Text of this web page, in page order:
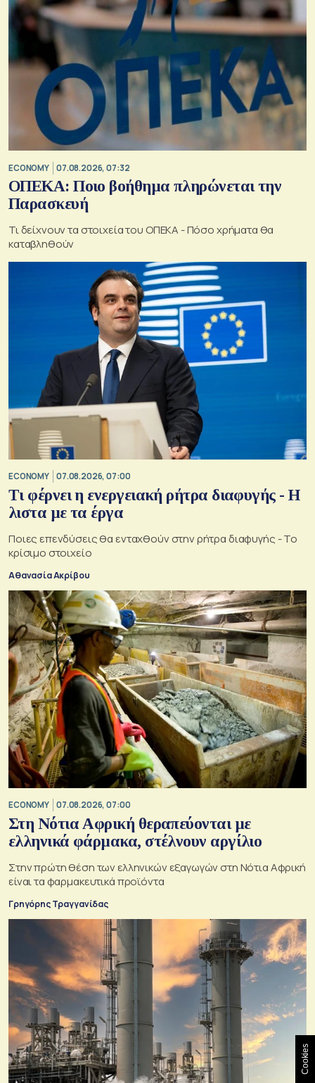
ECONOMY 07.08.2026, 07:32
ΟΠΕΚΑ: Ποιο βοήθημα πληρώνεται την
Παρασκευή
Τι δείχνουν τα στοιχεία του ΟΠΕΚΑ - Πόσο χρήματα θα
καταβληθούν
ECONOMY 07.08.2026, 07:00
Τι φέρνει η ενεργειακή ρήτρα διαφυγής - Η
λιστα με τα έργα
Ποιες επενδύσεις θα ενταχθούν στην ρήτρα διαφυγής - Το
κρίσιμο στοιχείο
Αθανασία Ακρίβου
ECONOMY 07.08.2026, 07:00
Στη Νότια Αφρική θεραπεύονται με
ελληνικά φάρμακα, στέλνουν αργίλιο
Στην πρώτη θέση των ελληνικών εξαγωγών στη Νότια Αφρική
είναι τα φαρμακευτικά προϊόντα
Γρηγόρης Τραγγανίδας
Cookies